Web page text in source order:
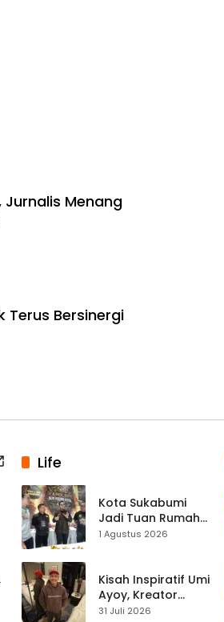
Jurnalis Menang
Terus Bersinergi
Life
Kota Sukabumi
Jadi Tuan Rumah
Kontes Batu Akik
1 Agustus 2026
Kisah Inspiratif Umi
Ayoy, Kreator
TikTok Asal
31 Juli 2026